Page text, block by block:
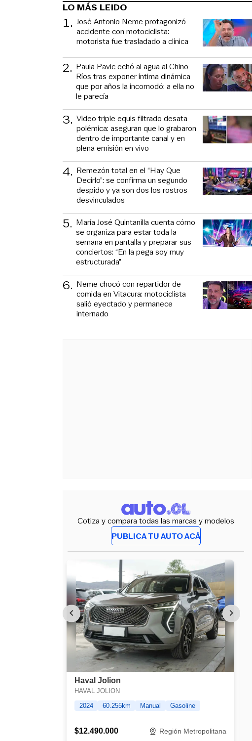
LO MÁS LEIDO
1. José Antonio Neme protagonizó
accidente con motociclista:
motorista fue trasladado a clínica
2. Paula Pavic echó al agua al Chino
Ríos tras exponer íntima dinámica
que por años la incomodó: a ella no
le parecía
3. Video triple equis filtrado desata
polémica: aseguran que lo grabaron
dentro de importante canal y en
plena emisión en vivo
4. Remezón total en el “Hay Que
Decirlo”: se confirma un segundo
despido y ya son dos los rostros
desvinculados
5. María José Quintanilla cuenta cómo
se organiza para estar toda la
semana en pantalla y preparar sus
conciertos: “En la pega soy muy
estructurada”
6. Neme chocó con repartidor de
comida en Vitacura: motociclista
salió eyectado y permanece
internado
Cotiza y compara todas las marcas y modelos
PUBLICA TU AUTO ACÁ